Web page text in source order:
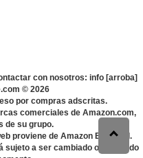
con nosotros: info [arroba]
© 2026
por compras adscritas.
comerciales de Amazon.com,
de su grupo.
proviene de Amazon EU S.à r.l.
a ser cambiado o eliminado